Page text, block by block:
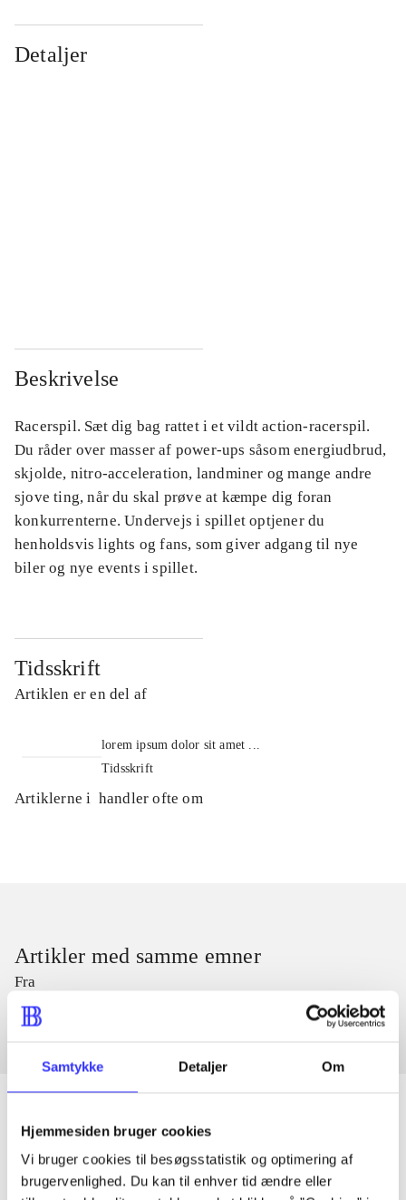
Samtykke Detaljer Om
Hjemmesiden bruger cookies
Vi bruger cookies til besøgsstatistik og optimering af
brugervenlighed. Du kan til enhver tid ændre eller
Detaljer
Beskrivelse
Racerspil. Sæt dig bag rattet i et vildt action-racerspil.
Du råder over masser af power-ups såsom energiudbrud,
skjolde, nitro-acceleration, landminer og mange andre
sjove ting, når du skal prøve at kæmpe dig foran
konkurrenterne. Undervejs i spillet optjener du
henholdsvis lights og fans, som giver adgang til nye
biler og nye events i spillet.
Tidsskrift
Artiklen er en del af
lorem ipsum dolor sit amet ...
Tidsskrift
Artiklerne i handler ofte om
Artikler med samme emner
Fra
Artikler
Alle registrerede artikler fordelt på udgivelser